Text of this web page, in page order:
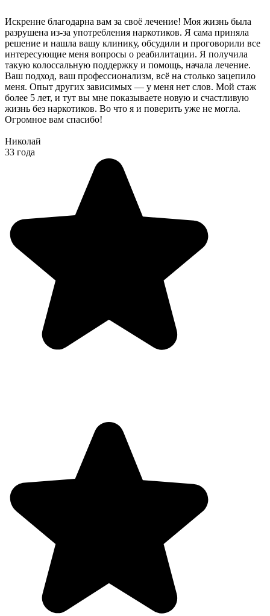
Искренне благодарна вам за своё лечение! Моя жизнь была
разрушена из-за употребления наркотиков. Я сама приняла
решение и нашла вашу клинику, обсудили и проговорили все
интересующие меня вопросы о реабилитации. Я получила
такую колоссальную поддержку и помощь, начала лечение.
Ваш подход, ваш профессионализм, всё на столько зацепило
меня. Опыт других зависимых — у меня нет слов. Мой стаж
более 5 лет, и тут вы мне показываете новую и счастливую
жизнь без наркотиков. Во что я и поверить уже не могла.
Огромное вам спасибо!
Николай
33 года